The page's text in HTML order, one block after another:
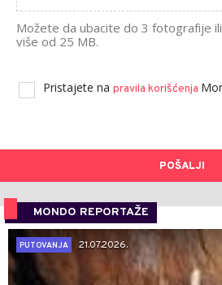
Možete da ubacite do 3 fotografije
više od 25 MB.
Pristajete na pravila korišćenja
POŠALJI
MONDO REPORTAŽE
PUTOVANJA
21.07.2026.